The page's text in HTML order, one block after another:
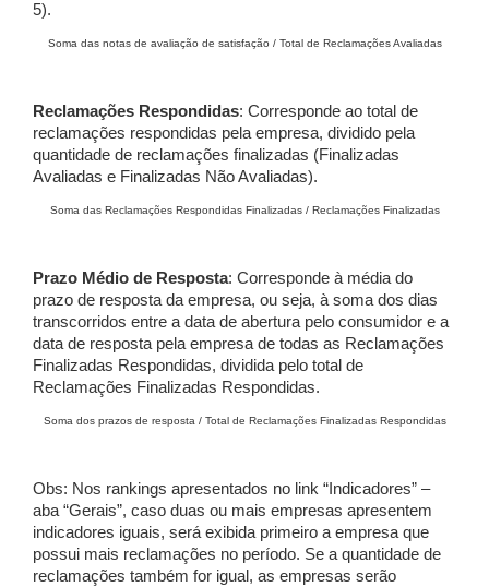
5).
Soma das notas de avaliação de satisfação / Total de Reclamações Avaliadas
Reclamações Respondidas: Corresponde ao total de
reclamações respondidas pela empresa, dividido pela
quantidade de reclamações finalizadas (Finalizadas
Avaliadas e Finalizadas Não Avaliadas).
Soma das Reclamações Respondidas Finalizadas / Reclamações Finalizadas
Prazo Médio de Resposta: Corresponde à média do
prazo de resposta da empresa, ou seja, à soma dos dias
transcorridos entre a data de abertura pelo consumidor e a
data de resposta pela empresa de todas as Reclamações
Finalizadas Respondidas, dividida pelo total de
Reclamações Finalizadas Respondidas.
Soma dos prazos de resposta / Total de Reclamações Finalizadas Respondidas
Obs: Nos rankings apresentados no link “Indicadores” –
aba “Gerais”, caso duas ou mais empresas apresentem
indicadores iguais, será exibida primeiro a empresa que
possui mais reclamações no período. Se a quantidade de
reclamações também for igual, as empresas serão